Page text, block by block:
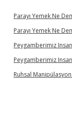
Parayı Yemek Ne
Parayı Yemek Ne
Peygamberimiz
Peygamberimiz
Ruhsal